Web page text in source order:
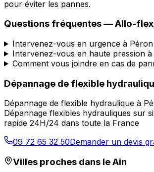
pour éviter les pannes.
Questions fréquentes —Allo-
Intervenez-vous en urgence à Péron
Intervenez-vous en haute pression
Comment vous joindre en cas de
Dépannage de flexible
Dépannage de flexible hydraulique à
Dépannage flexibles hydrauliques sur
rapide 24H/24 dans toute la France
09 72 65 32 50Demander un devis
Villes proches dans leAin